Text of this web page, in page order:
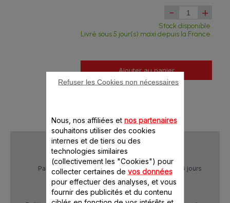
- +
Stock disponible.
Livré sous 5 jour(s) maxi depuis la France.
Ajouter au panier
Paiement Sécurisé Livraison sous 5 à 6 jours
Nous, nos affiliées et nos partenaires
souhaitons utiliser des cookies
internes et de tiers ou des
technologies similaires
(collectivement les "Cookies") pour
collecter certaines de vos données
pour effectuer des analyses, et vous
fournir des publicités et du contenu
Refuser les Cookies non nécessaires